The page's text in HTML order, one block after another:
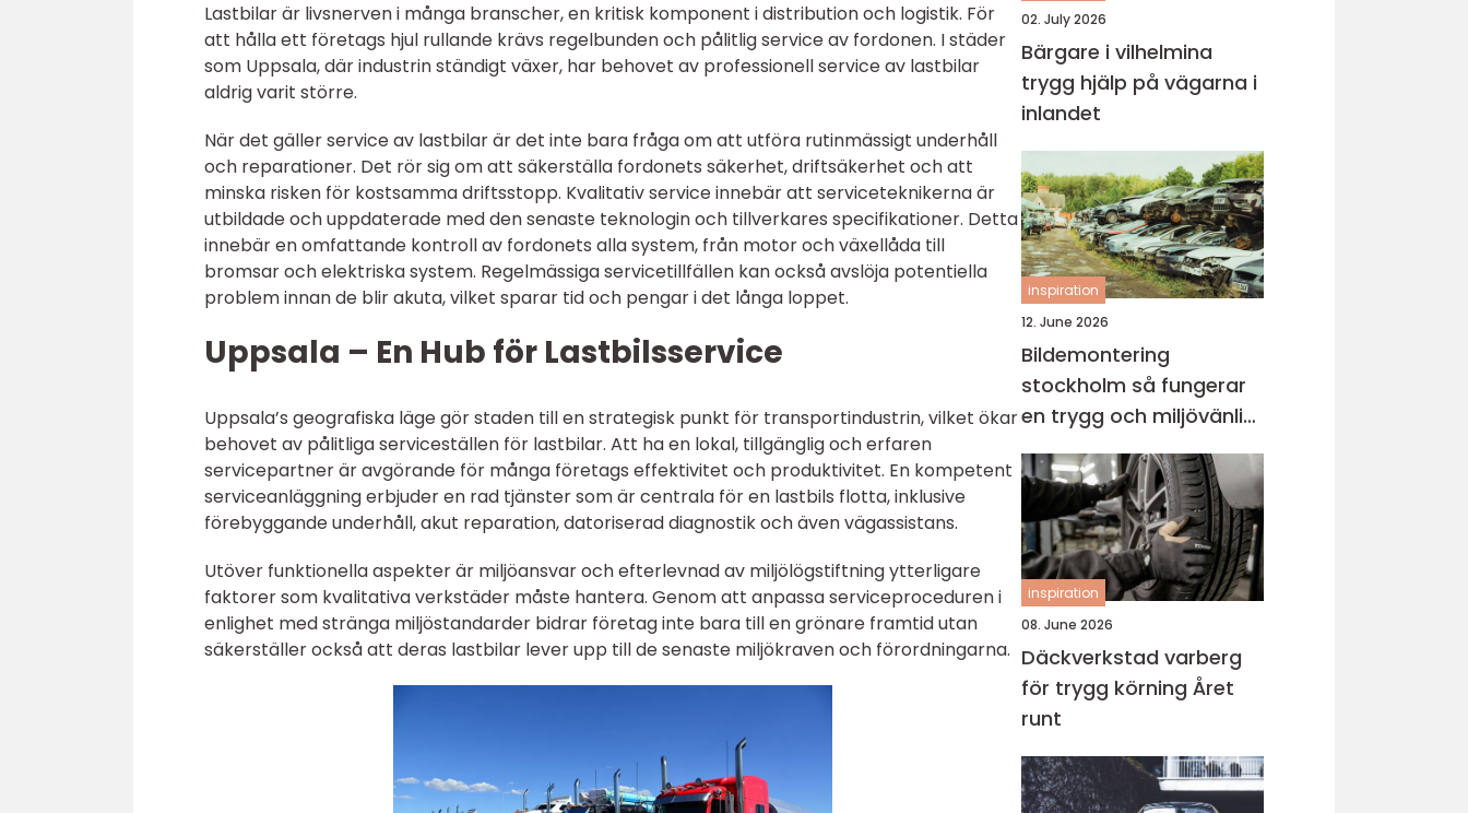
Lastbilar är livsnerven i många branscher, en kritisk komponent i distribution och logistik. För
att hålla ett företags hjul rullande krävs regelbunden och pålitlig service av fordonen. I städer
som Uppsala, där industrin ständigt växer, har behovet av professionell service av lastbilar
aldrig varit större.
När det gäller service av lastbilar är det inte bara fråga om att utföra rutinmässigt underhåll
och reparationer. Det rör sig om att säkerställa fordonets säkerhet, driftsäkerhet och att
minska risken för kostsamma driftsstopp. Kvalitativ service innebär att serviceteknikerna är
utbildade och uppdaterade med den senaste teknologin och tillverkares specifikationer. Detta
innebär en omfattande kontroll av fordonets alla system, från motor och växellåda till
bromsar och elektriska system. Regelmässiga servicetillfällen kan också avslöja potentiella
problem innan de blir akuta, vilket sparar tid och pengar i det långa loppet.
Uppsala – En Hub för Lastbilsservice
Uppsala’s geografiska läge gör staden till en strategisk punkt för transportindustrin, vilket ökar
behovet av pålitliga serviceställen för lastbilar. Att ha en lokal, tillgänglig och erfaren
servicepartner är avgörande för många företags effektivitet och produktivitet. En kompetent
serviceanläggning erbjuder en rad tjänster som är centrala för en lastbils flotta, inklusive
förebyggande underhåll, akut reparation, datoriserad diagnostik och även vägassistans.
Utöver funktionella aspekter är miljöansvar och efterlevnad av miljölögstiftning ytterligare
faktorer som kvalitativa verkstäder måste hantera. Genom att anpassa serviceproceduren i
enlighet med stränga miljöstandarder bidrar företag inte bara till en grönare framtid utan
säkerställer också att deras lastbilar lever upp till de senaste miljökraven och förordningarna.
02. July 2026
Bärgare i vilhelmina
trygg hjälp på vägarna i
inlandet
inspiration
12. June 2026
Bildemontering
stockholm så fungerar
en trygg och miljövänlig
bilskrot
inspiration
08. June 2026
Däckverkstad varberg
för trygg körning Året
runt